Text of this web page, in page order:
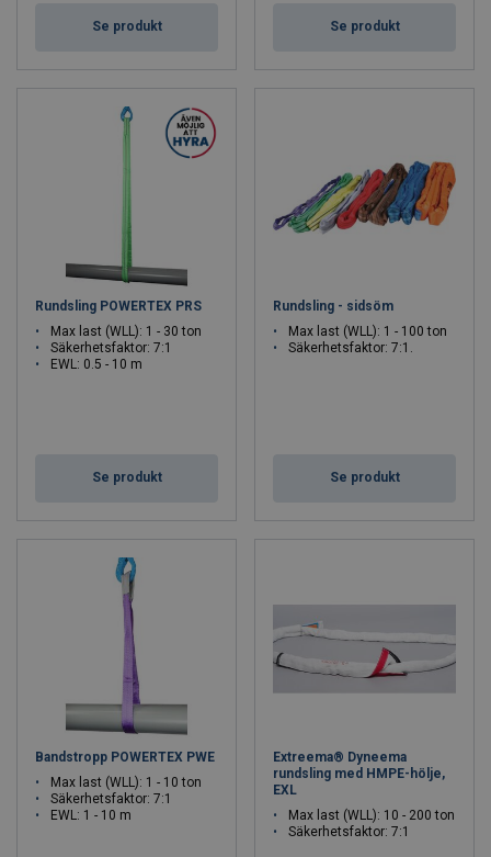
Se produkt Se produkt
Rundsling POWERTEX PRS
Max last (WLL): 1 - 30 ton
Säkerhetsfaktor: 7:1
EWL: 0.5 - 10 m
Se produkt
Rundsling - sidsöm
Max last (WLL): 1 - 100 ton
Säkerhetsfaktor: 7:1.
Se produkt
Bandstropp POWERTEX PWE
Max last (WLL): 1 - 10 ton
Säkerhetsfaktor: 7:1
EWL: 1 - 10 m
Extreema® Dyneema
rundsling med HMPE-hölje,
EXL
Max last (WLL): 10 - 200 ton
Säkerhetsfaktor: 7:1